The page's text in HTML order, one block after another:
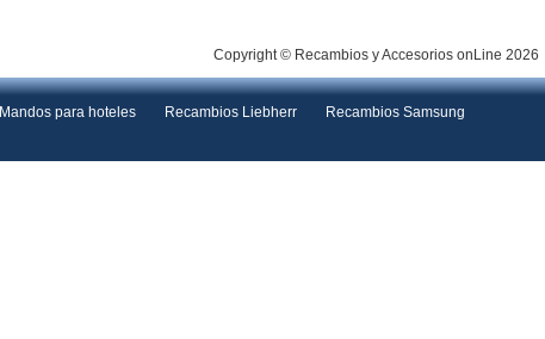
Copyright © Recambios y Accesorios onLine 2026
Mandos para hoteles Recambios Liebherr
Recambios Samsung